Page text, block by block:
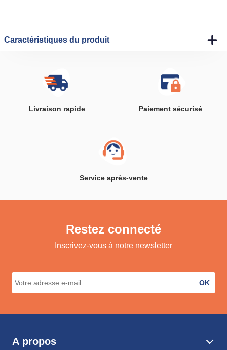
Caractéristiques du produit
Livraison rapide Paiement sécurisé
Service après-vente
Restez connecté
Inscrivez-vous à notre newsletter
OK
A propos